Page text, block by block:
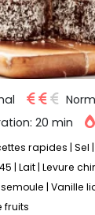
20 min
rapides Sel
Lait Levure
Vanille
fruits